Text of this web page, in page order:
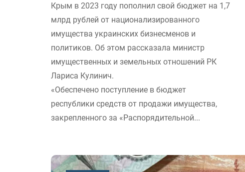
Крым в 2023 году пополнил свой бюджет на 1,7
млрд рублей от национализированного
имущества украинских бизнесменов и
политиков. Об этом рассказала министр
имущественных и земельных отношений РК
Лариса Кулинич.
«Обеспечено поступление в бюджет
республики средств от продажи имущества,
закрепленного за «Распорядительной...